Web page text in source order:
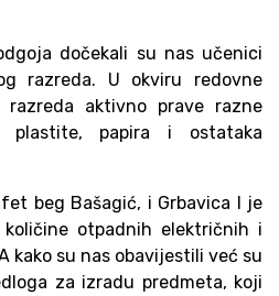
dočekali su nas učenici
razreda. U okviru redovne
aktivno prave razne
plastite, papira i ostataka
beg Bašagić, i Grbavica I je
otpadnih električnih i
kako su nas obavijestili već su
za izradu predmeta, koji